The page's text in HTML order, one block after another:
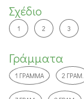
Σχέδιο
1 2 3
Γράμματα
1 ΓΡΆΜΜΑ 2 ΓΡΆΜ.